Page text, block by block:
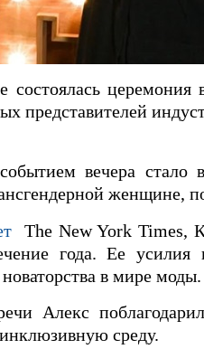
состоялась церемония
представителей
вечера стало
женщине,
The New York Times,
года. Ее усилия
в мире моды.
Алекс
инклюзивную среду.